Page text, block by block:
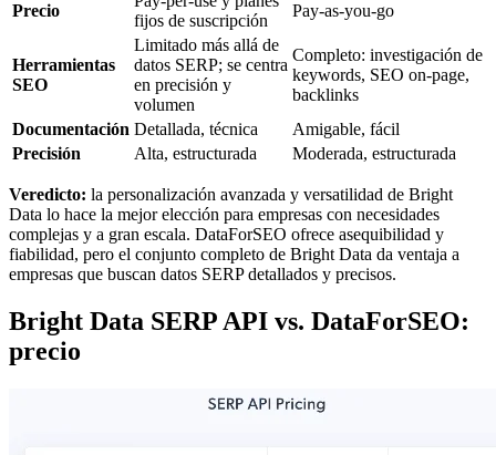
Precio
fijos de suscripción
Pay-as-you-go
Herramientas
SEO
Limitado más allá de
datos SERP; se centra
en precisión y
volumen
Completo: investigación de
keywords, SEO on-page,
backlinks
Documentación Detallada, técnica
Amigable, fácil
Precisión
Alta, estructurada Moderada, estructurada
Veredicto: la personalización avanzada y versatilidad de Bright
Data lo hace la mejor elección para empresas con necesidades
complejas y a gran escala. DataForSEO ofrece asequibilidad y
fiabilidad, pero el conjunto completo de Bright Data da ventaja a
empresas que buscan datos SERP detallados y precisos.
Bright Data SERP API vs. DataForSEO:
precio